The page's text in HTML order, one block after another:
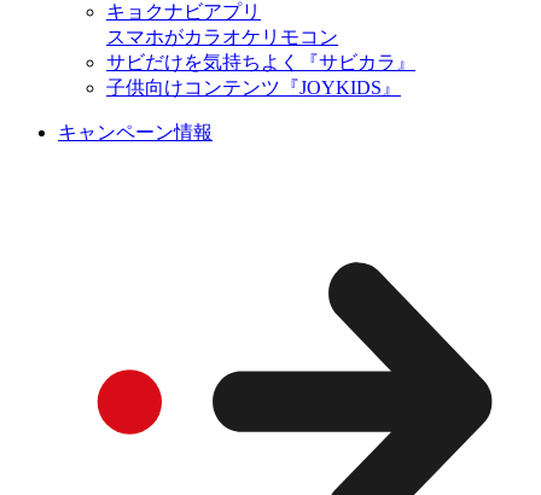
キョクナビアプリ
スマホがカラオケリモコン
サビだけを気持ちよく『サビカラ』
子供向けコンテンツ『JOYKIDS』
キャンペーン情報